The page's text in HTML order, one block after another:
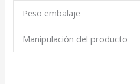
Peso embalaje
Manipulación del producto